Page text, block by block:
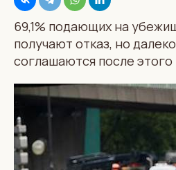
69,1% подающих на
получают отказ, но
соглашаются после этого